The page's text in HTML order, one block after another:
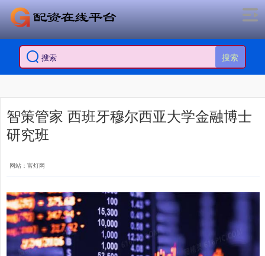
搜索
智策管家 西班牙穆尔西亚大学金融博士
研究班
网站：富灯网